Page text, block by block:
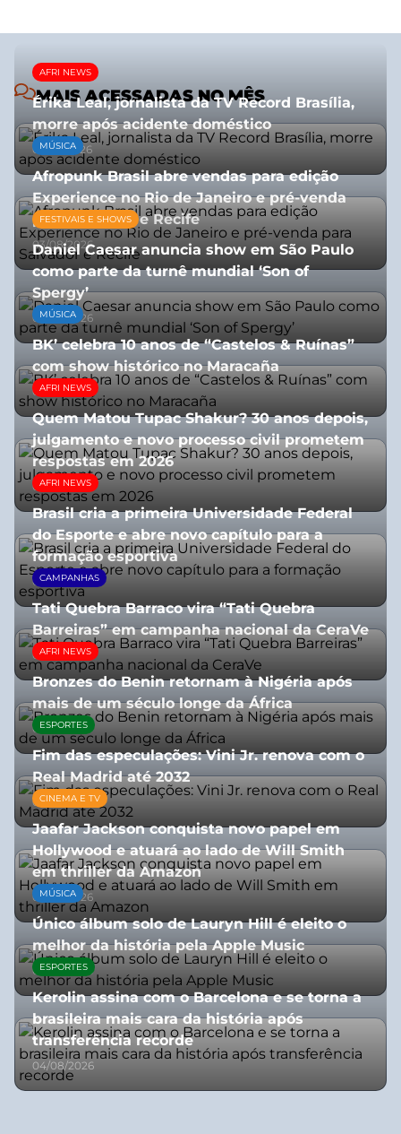
MAIS ACESSADAS NO MÊS
AFRI NEWS
Érika Leal, jornalista da TV Record Brasília,
morre após acidente doméstico
08/07/2026
MÚSICA
Afropunk Brasil abre vendas para edição
Experience no Rio de Janeiro e pré-venda
para Salvador e Recife
03/08/2026
FESTIVAIS E SHOWS
Daniel Caesar anuncia show em São Paulo
como parte da turnê mundial ‘Son of
Spergy’
05/08/2026
MÚSICA
BK’ celebra 10 anos de “Castelos & Ruínas”
com show histórico no Maracaña
06/08/2026
AFRI NEWS
Quem Matou Tupac Shakur? 30 anos depois,
julgamento e novo processo civil prometem
respostas em 2026
05/08/2026
AFRI NEWS
Brasil cria a primeira Universidade Federal
do Esporte e abre novo capítulo para a
formação esportiva
08/07/2026
CAMPANHAS
Tati Quebra Barraco vira “Tati Quebra
Barreiras” em campanha nacional da CeraVe
08/07/2026
AFRI NEWS
Bronzes do Benin retornam à Nigéria após
mais de um século longe da África
08/07/2026
ESPORTES
Fim das especulações: Vini Jr. renova com o
Real Madrid até 2032
06/08/2026
CINEMA E TV
Jaafar Jackson conquista novo papel em
Hollywood e atuará ao lado de Will Smith
em thriller da Amazon
06/08/2026
MÚSICA
Único álbum solo de Lauryn Hill é eleito o
melhor da história pela Apple Music
06/08/2026
ESPORTES
Kerolin assina com o Barcelona e se torna a
brasileira mais cara da história após
transferência recorde
04/08/2026